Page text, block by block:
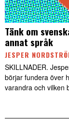
Tänk om
annat språk
JESPER
SKILLNADER.
börjar fundera över
varandra och vilken